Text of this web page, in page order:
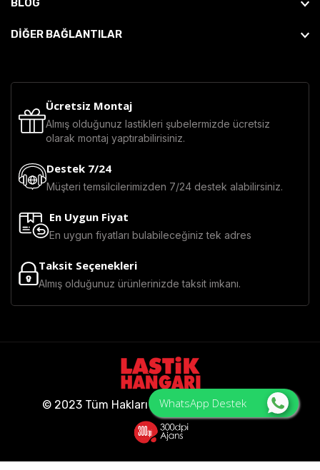
WhatsApp Destek
BLOG
DİĞER BAĞLANTILAR
Ücretsiz Montaj
Almış olduğunuz lastikleri şubelermizde ücretsiz
olarak montaj yaptırabilirisiniz.
Destek 7/24
Müşteri temsilcilerimizden 7/24 destek alabilirsiniz.
En Uygun Fiyat
En uygun fiyatları bulabileceğiniz tek adres
Taksit Seçenekleri
Almış olduğunuz ürünlerinizde taksit imkanı.
© 2023 Tüm Hakları Saklıdır - Lastik Hangarı